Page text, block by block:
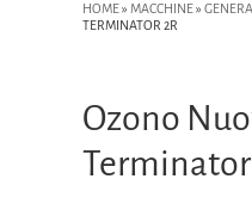
HOME» MACCHINE»
TERMINATOR 2R
Ozono